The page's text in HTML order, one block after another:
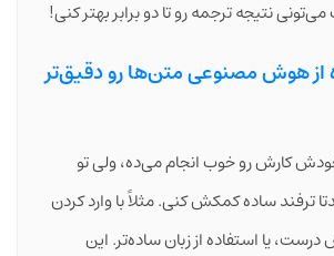
نتیجه ترجمه رو تا دو برابر بهتر کنی!
از هوش مصنوعی متن‌ها رو دقیق‌تر
کارش رو خوب انجام می‌ده، ولی تو
ترفند ساده کمکش کنی. مثلاً با وارد کردن
یا استفاده از زبان ساده‌تر. این